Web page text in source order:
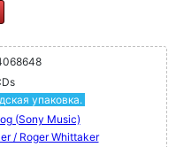
упаковка.
(Sony Music)
/ Roger Whittaker